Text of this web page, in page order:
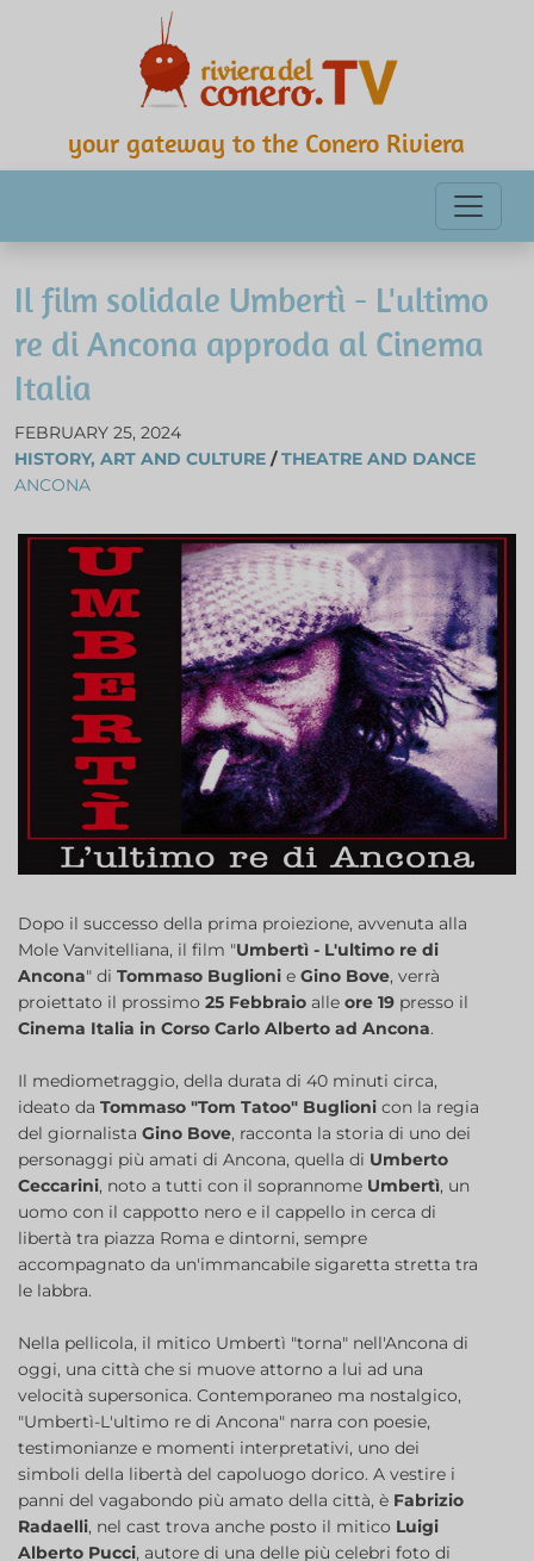
your gateway to the Conero Riviera
Il film solidale Umbertì - L'ultimo
re di Ancona approda al Cinema
Italia
FEBRUARY 25, 2024
HISTORY, ART AND CULTURE /THEATRE AND DANCE
ANCONA
Dopo il successo della prima proiezione, avvenuta alla
Mole Vanvitelliana, il film "Umbertì - L'ultimo re di
Ancona" di Tommaso Buglioni e Gino Bove, verrà
proiettato il prossimo 25 Febbraio alle ore 19 presso il
Cinema Italia in Corso Carlo Alberto ad Ancona.
Il mediometraggio, della durata di 40 minuti circa,
ideato da Tommaso "Tom Tatoo" Buglioni con la regia
del giornalista Gino Bove, racconta la storia di uno dei
personaggi più amati di Ancona, quella di Umberto
Ceccarini, noto a tutti con il soprannome Umbertì, un
uomo con il cappotto nero e il cappello in cerca di
libertà tra piazza Roma e dintorni, sempre
accompagnato da un'immancabile sigaretta stretta tra
le labbra.
Nella pellicola, il mitico Umbertì "torna" nell'Ancona di
oggi, una città che si muove attorno a lui ad una
velocità supersonica. Contemporaneo ma nostalgico,
"Umbertì-L'ultimo re di Ancona" narra con poesie,
testimonianze e momenti interpretativi, uno dei
simboli della libertà del capoluogo dorico. A vestire i
panni del vagabondo più amato della città, è Fabrizio
Radaelli, nel cast trova anche posto il mitico Luigi
Alberto Pucci, autore di una delle più celebri foto di